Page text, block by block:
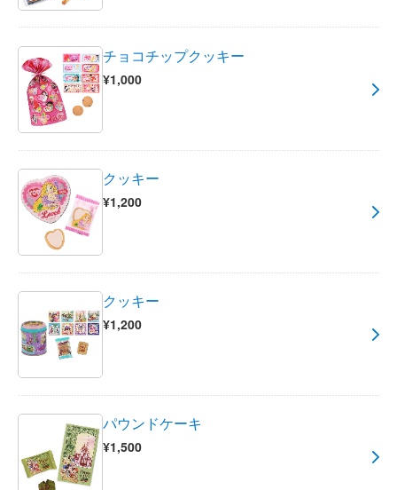
チョコチップクッキー
¥1,000
クッキー
¥1,200
クッキー
¥1,200
パウンドケーキ
¥1,500